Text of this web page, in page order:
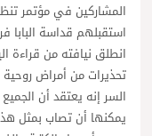
المشاركين في مؤتمر
انطلق نيافته من قراءة
تحذيرات من أمراض
السر إنه يعتقد أن الجميع
يمكنها أن تصاب بمثل